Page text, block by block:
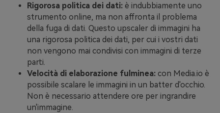
Rigorosa politica dei dati: è indubbiamente uno
strumento online, ma non affronta il problema
della fuga di dati. Questo upscaler di immagini ha
una rigorosa politica dei dati, per cui i vostri dati
non vengono mai condivisi con immagini di terze
parti.
Velocità di elaborazione fulminea: con Media.io è
possibile scalare le immagini in un batter d'occhio.
Non è necessario attendere ore per ingrandire
un'immagine.